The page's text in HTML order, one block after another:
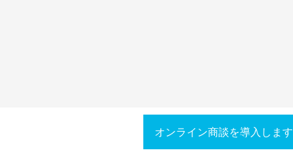
オンライン商談を導入します